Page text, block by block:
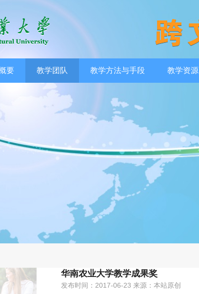
要 教学团队 教学方法与手段 教学资源
华南农业大学教学成果奖
发布时间：2017-06-23 来源：本站原创